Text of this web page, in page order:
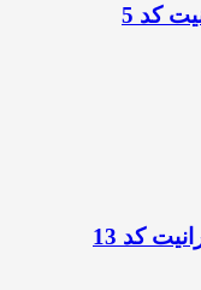
کد 5
کد 13